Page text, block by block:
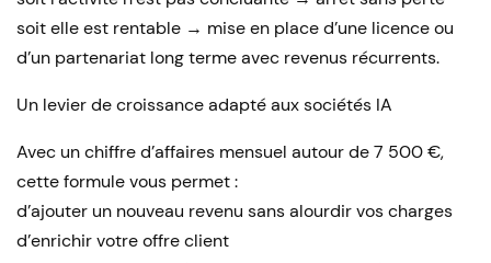
soit elle est rentable → mise en place d’une licence ou
d’un partenariat long terme avec revenus récurrents.
Un levier de croissance adapté aux sociétés IA
Avec un chiffre d’affaires mensuel autour de 7 500 €,
cette formule vous permet :
d’ajouter un nouveau revenu sans alourdir vos charges
d’enrichir votre offre client